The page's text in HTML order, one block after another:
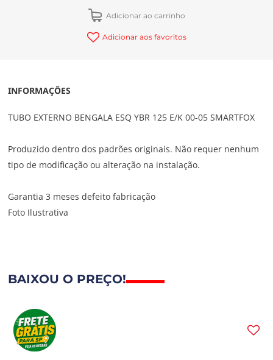
Adicionar ao carrinho
Adicionar aos favoritos
INFORMAÇÕES
TUBO EXTERNO BENGALA ESQ YBR 125 E/K 00-05 SMARTFOX
Produzido dentro dos padrões originais. Não requer nenhum
tipo de modificação ou alteração na instalação.
Garantia 3 meses defeito fabricação
Foto Ilustrativa
BAIXOU O PREÇO!